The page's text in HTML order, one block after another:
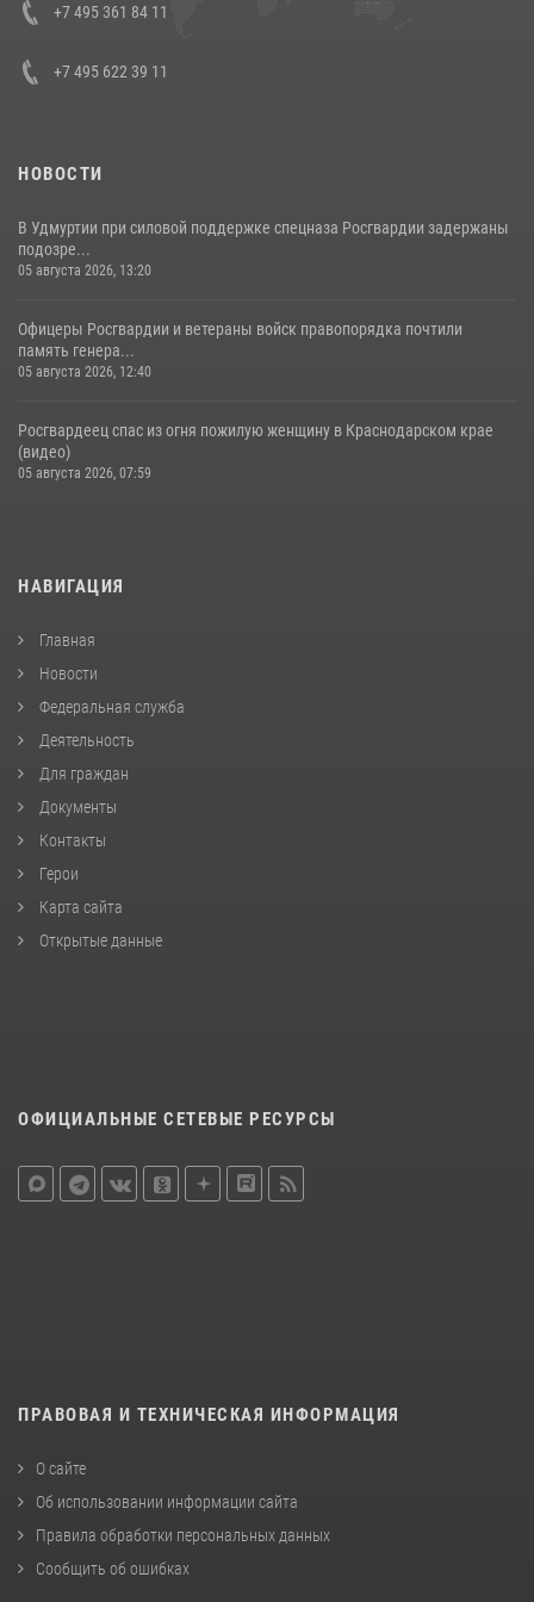
+7 495 361 84 11
+7 495 622 39 11
НОВОСТИ
В Удмуртии при силовой поддержке спецназа Росгвардии задержаны
подозре...
05 августа 2026, 13:20
Офицеры Росгвардии и ветераны войск правопорядка почтили
память генера...
05 августа 2026, 12:40
Росгвардеец спас из огня пожилую женщину в Краснодарском крае
(видео)
05 августа 2026, 07:59
НАВИГАЦИЯ
Главная
Новости
Федеральная служба
Деятельность
Для граждан
Документы
Контакты
Герои
Карта сайта
Открытые данные
ОФИЦИАЛЬНЫЕ СЕТЕВЫЕ РЕСУРСЫ
ПРАВОВАЯ И ТЕХНИЧЕСКАЯ ИНФОРМАЦИЯ
О сайте
Об использовании информации сайта
Правила обработки персональных данных
Сообщить об ошибках